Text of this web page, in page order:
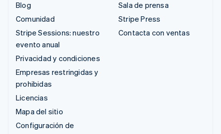
Blog
Comunidad
Stripe Sessions: nuestro
evento anual
Privacidad y condiciones
Empresas restringidas y
prohibidas
Licencias
Mapa del sitio
Configuración de
Sala de prensa
Stripe Press
Contacta con ventas